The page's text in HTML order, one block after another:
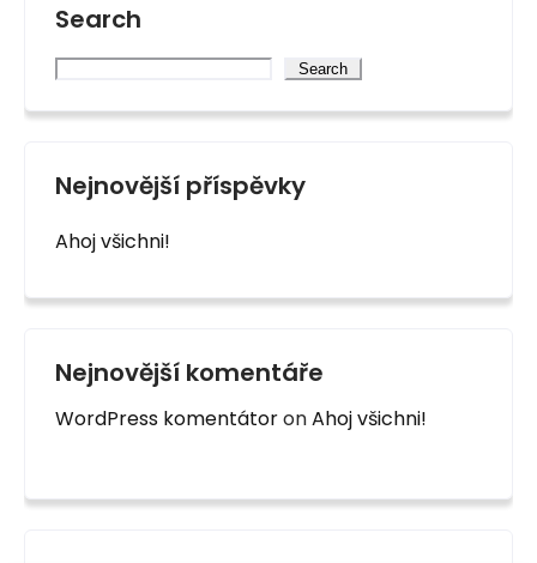
Search
Search
Nejnovější příspěvky
Ahoj všichni!
Nejnovější komentáře
WordPress komentátoronAhoj všichni!